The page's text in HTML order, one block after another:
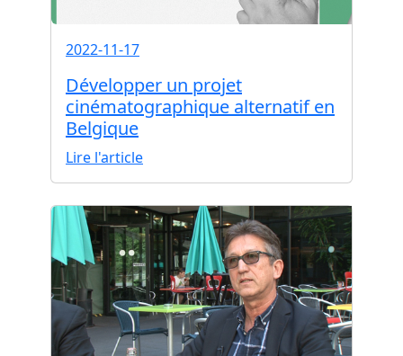
2022-11-17
Développer un projet
cinématographique alternatif en
Belgique
Lire l'article